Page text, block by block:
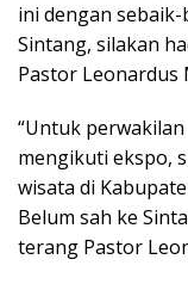
ini dengan sebaik-
Sintang, silakan
Pastor Leonardus
“Untuk
mengikuti ekspo,
wisata di
Belum sah ke
terang Pastor